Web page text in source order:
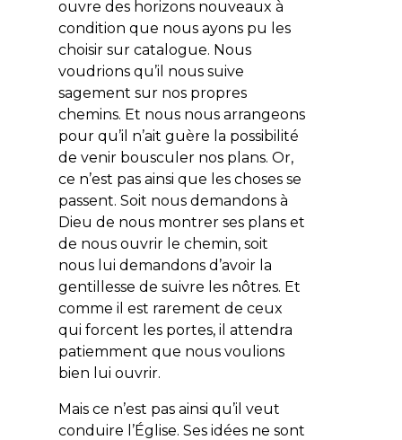
ouvre des horizons nouveaux à
condition que nous ayons pu les
choisir sur catalogue. Nous
voudrions qu’il nous suive
sagement sur nos propres
chemins. Et nous nous arrangeons
pour qu’il n’ait guère la possibilité
de venir bousculer nos plans. Or,
ce n’est pas ainsi que les choses se
passent. Soit nous demandons à
Dieu de nous montrer ses plans et
de nous ouvrir le chemin, soit
nous lui demandons d’avoir la
gentillesse de suivre les nôtres. Et
comme il est rarement de ceux
qui forcent les portes, il attendra
patiemment que nous voulions
bien lui ouvrir.
Mais ce n’est pas ainsi qu’il veut
conduire l’Église. Ses idées ne sont